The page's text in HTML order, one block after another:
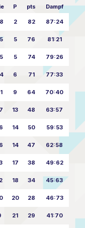
P pts Dampf
2 82 87:24
5 76 81:21
5 74 79:26
6 71 77:33
9 64 70:40
13 48 63:57
14 50 59:53
14 47 62:58
17 38 49:62
18 34 45:63
20 28 46:73
21 29 41:70